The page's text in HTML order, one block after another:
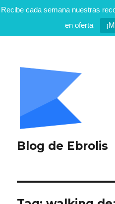
Recibe cada semana nuestras
en oferta
Blog de Ebrolis